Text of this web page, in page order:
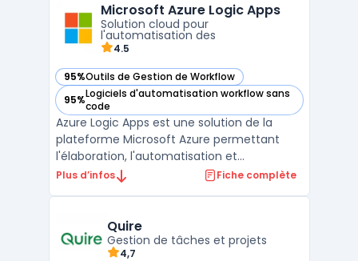
une grande facilité, grâce à des modèles
interactifs et une édition ...
Microsoft Azure Logic Apps
Solution cloud pour
l'automatisation des
4.5
95%Outils de Gestion de Workflow
— voir Microsoft Azure Logic Apps dans cette catégorie
95%Logiciels d'automatisation workflow sans
code
— voir Microsoft Azure Logic Apps dans cette catégorie
Azure Logic Apps est une solution de la
plateforme Microsoft Azure permettant
l'élaboration, l'automatisation et
l'orchestration de workflows complexes
leurs processus métiers, à intégrer
différentes applications cl ...
Plus d’infos Fiche complète
Quire
Gestion de tâches et projets
4,7